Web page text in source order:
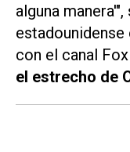
alguna
con el canal
el estrecho de